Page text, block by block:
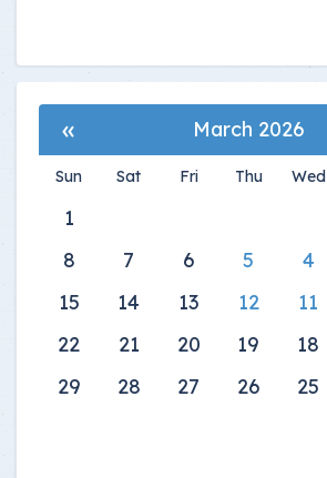
March 2026
»
Wed
Thu
Fri
Sat
Sun
1
4
5
6
7
8
11
12
13
14
15
18
19
20
21
22
25
26
27
28
29